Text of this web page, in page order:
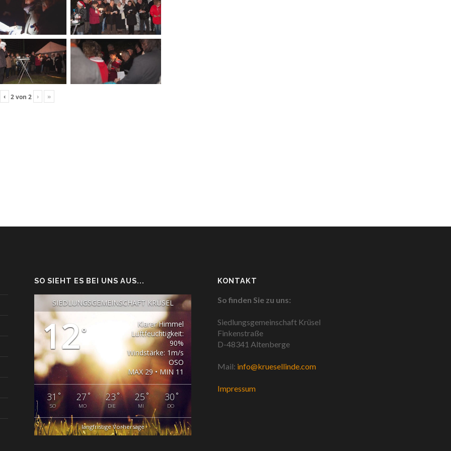
‹ 2von 2 › »
SO SIEHT ES BEI UNS AUS...
SIEDLUNGSGEMEINSCHAFT KRÜSEL
12°
Klarer Himmel
Luftfeuchtigkeit:
90%
Windstärke: 1m/s
OSO
MAX 29 • MIN 11
31 °
SO
27°
MO
23°
DIE
25°
MI
30 °
DO
langfristige Vorhersage
KONTAKT
So finden Sie zu uns:
Siedlungsgemeinschaft Krüsel
Finkenstraße
D-48341 Altenberge
Mail: info@kruesellinde.com
Impressum